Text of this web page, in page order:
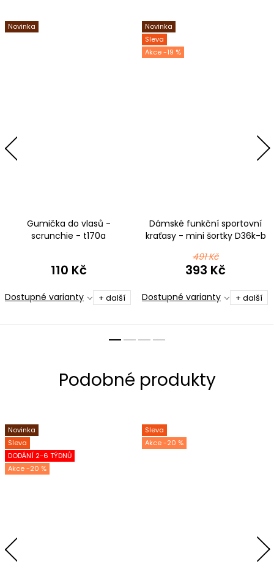
Novinka
Gumička do vlasů -
scrunchie - t170a
110 Kč
Dostupné varianty + další
Novinka
Sleva
-19 %
Dámské funkční sportovní
kraťasy - mini šortky D36k-b
491 Kč
393 Kč
Dostupné varianty + další
Novinka
Sleva
DODÁNÍ 2-6 TÝDNŮ
-20 %
Sleva
-20 %